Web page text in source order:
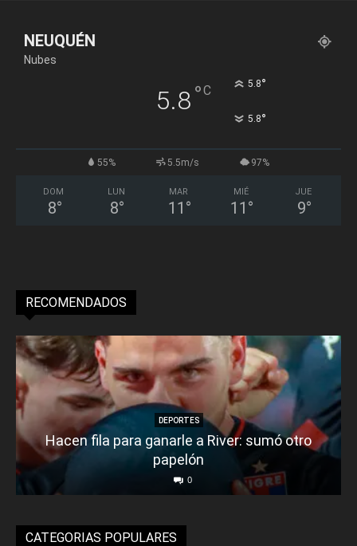
NEUQUÉN
Nubes
5.8°C 5.8°
5.8°
55% 5.5m/s 97%
DOM
8°
LUN
8°
MAR
11 °
MIÉ
11 °
JUE
9°
RECOMENDADOS
DEPORTES
Hacen fila para ganarle a River: sumó otro
papelón
0
CATEGORIAS POPULARES